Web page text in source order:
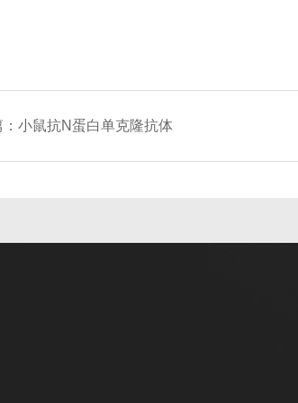
：小鼠抗N蛋白单克隆抗体